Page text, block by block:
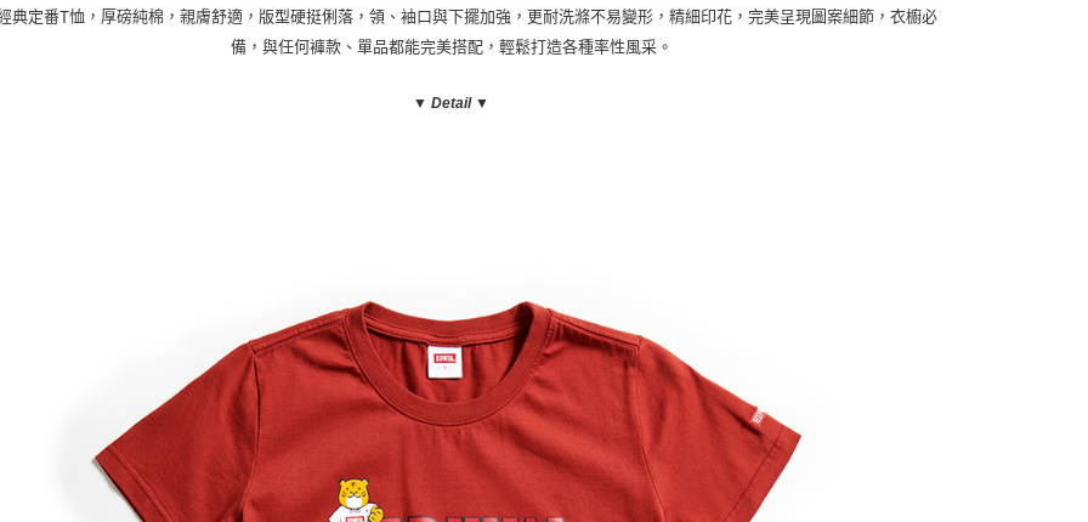
典定番T恤，厚磅純棉，親膚舒適，版型硬挺俐落，領、袖口與下擺加強，更耐洗滌不易變形，精細印花，完美呈現圖案細節，衣櫥必
備，與任何褲款、單品都能完美搭配，輕鬆打造各種率性風采。
▼ Detail ▼